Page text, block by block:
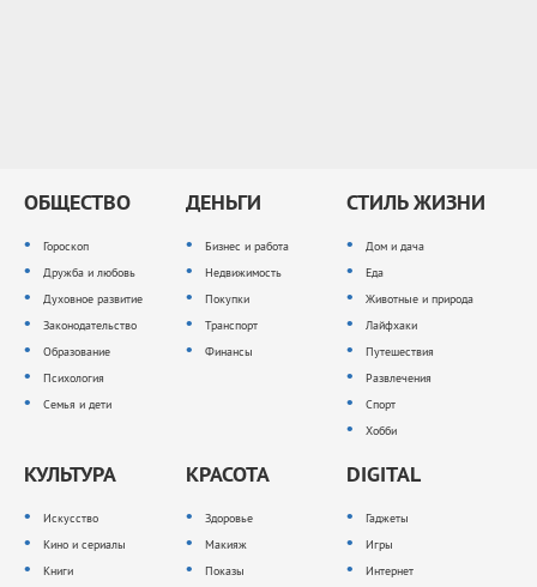
ОБЩЕСТВО
Гороскоп
Дружба и любовь
Духовное развитие
Законодательство
Образование
Психология
Семья и дети
ДЕНЬГИ
Бизнес и работа
Недвижимость
Покупки
Транспорт
Финансы
СТИЛЬ ЖИЗНИ
Дом и дача
Еда
Животные и природа
Лайфхаки
Путешествия
Развлечения
Спорт
Хобби
КУЛЬТУРА
Искусство
Кино и сериалы
Книги
КРАСОТА
Здоровье
Макияж
Показы
DIGITAL
Гаджеты
Игры
Интернет